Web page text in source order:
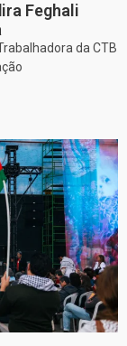
Feghali
da CTB